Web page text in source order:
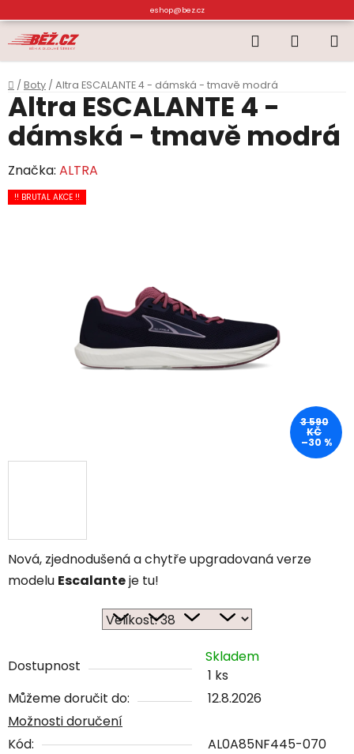
na
obsah
eshop@bez.cz
Hledat
KOŠÍK
Domů
/ Boty / Altra ESCALANTE 4 - dámská - tmavě modrá
Nová, zjednodušená a chytře upgradovaná verze
modelu Escalanteje tu!
Dostupnost
Skladem
1 ks
Můžeme doručit do:
12.8.2026
Možnosti doručení
Kód:
AL0A85NF445-070
Altra ESCALANTE 4 -
dámská - tmavě modrá
Značka: ALTRA
!! BRUTAL AKCE !!
3 590
KČ
–30 %